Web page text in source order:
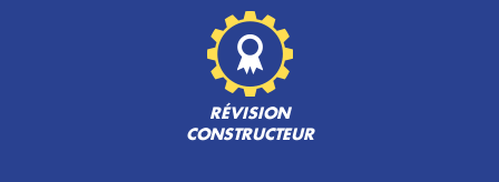
RÉVISION
CONSTRUCTEUR